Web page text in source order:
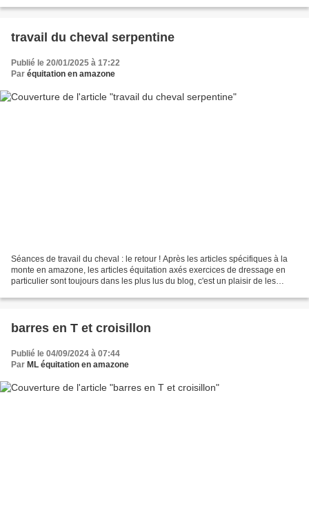
travail du cheval serpentine
Publié le 20/01/2025 à 17:22
Par équitation en amazone
Séances de travail du cheval : le retour ! Après les articles spécifiques à la
monte en amazone, les articles équitation axés exercices de dressage en
particulier sont toujours dans les plus lus du blog, c'est un plaisir de les
barres en T et croisillon
Publié le 04/09/2024 à 07:44
Par ML équitation en amazone